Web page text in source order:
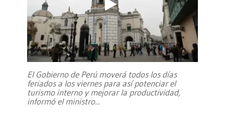
El Gobierno de Perú moverá todos los días
feriados a los viernes para así potenciar el
turismo interno y mejorar la productividad,
informó el ministro...